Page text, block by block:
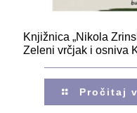
Knjižnica „Nikola
Zeleni vrčjak i osniva
Pročitaj